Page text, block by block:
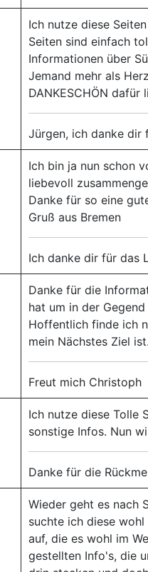
Ich nutze diese
Seiten sind einfach
Informationen über
Jemand mehr als
DANKESCHÖN dafür
Jürgen, ich danke dir
Ich bin ja nun schon
liebevoll
Danke für so eine
Gruß aus Bremen
Ich danke dir für das
Danke für die
hat um in der
Hoffentlich finde ich
mein Nächstes Ziel
Freut mich Christoph
Ich nutze diese Tolle
sonstige Infos. Nun
Danke für die
Wieder geht es nach
suchte ich diese
auf, die es wohl im
gestellten Info's, die